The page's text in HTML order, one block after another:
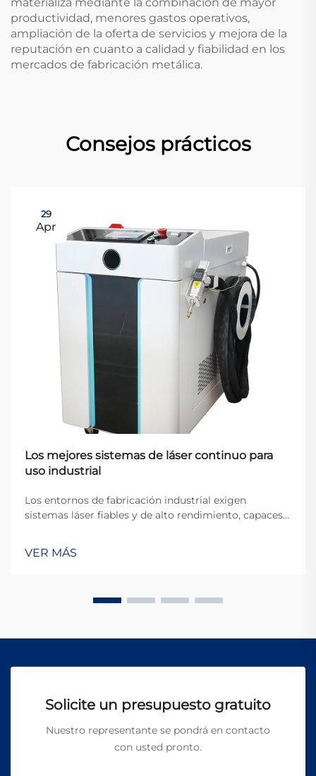
productividad, menores gastos operativos,
ampliación de la oferta de servicios y mejora de la
reputación en cuanto a calidad y fiabilidad en los
mercados de fabricación metálica.
Consejos prácticos
29
Apr
Los mejores sistemas de láser continuo para
uso industrial
Los entornos de fabricación industrial exigen
sistemas láser fiables y de alto rendimiento, capaces
exigentes. La tecnología de láser continuo ha surgido
como una solución fundamental para instalaciones
VER MÁS
Solicite un presupuesto gratuito
Nuestro representante se pondrá en contacto
con usted pronto.